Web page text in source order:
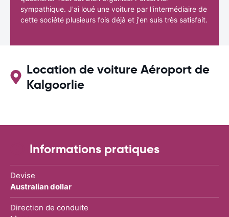
sympathique. J'ai loué une voiture par l'intermédiaire de
cette société plusieurs fois déjà et j'en suis très satisfait.
Location de voiture Aéroport de
Kalgoorlie
Informations pratiques
Devise
Australian dollar
Direction de conduite